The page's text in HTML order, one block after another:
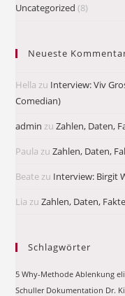
Uncategorized (8)
Neueste
Hella zu Interview: Viv
Comedian)
admin zuZahlen, Daten,
Paula zuZahlen, Daten,
Beatezu Interview: Birgit
Lia zuZahlen, Daten,
Schlagwörter
5 Why-Methode Ablenkung
Schuller Dokumentation Dr.